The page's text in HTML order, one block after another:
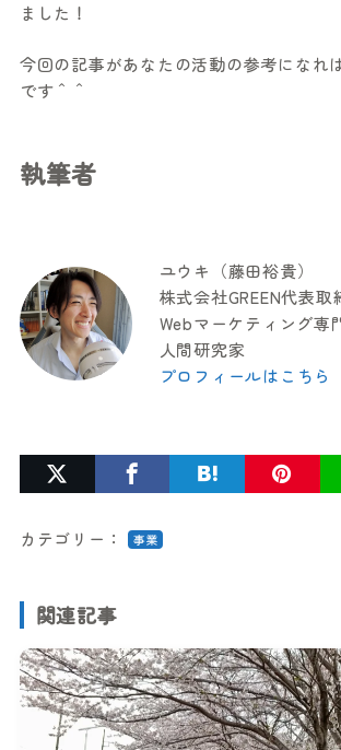
ました！
今回の記事があなたの活動の参考になれ
です＾＾
執筆者
ユウキ（藤田裕貴）
株式会社GREEN代表取
Webマーケティング専
人間研究家
プロフィールはこちら
カテゴリー： 事業
関連記事